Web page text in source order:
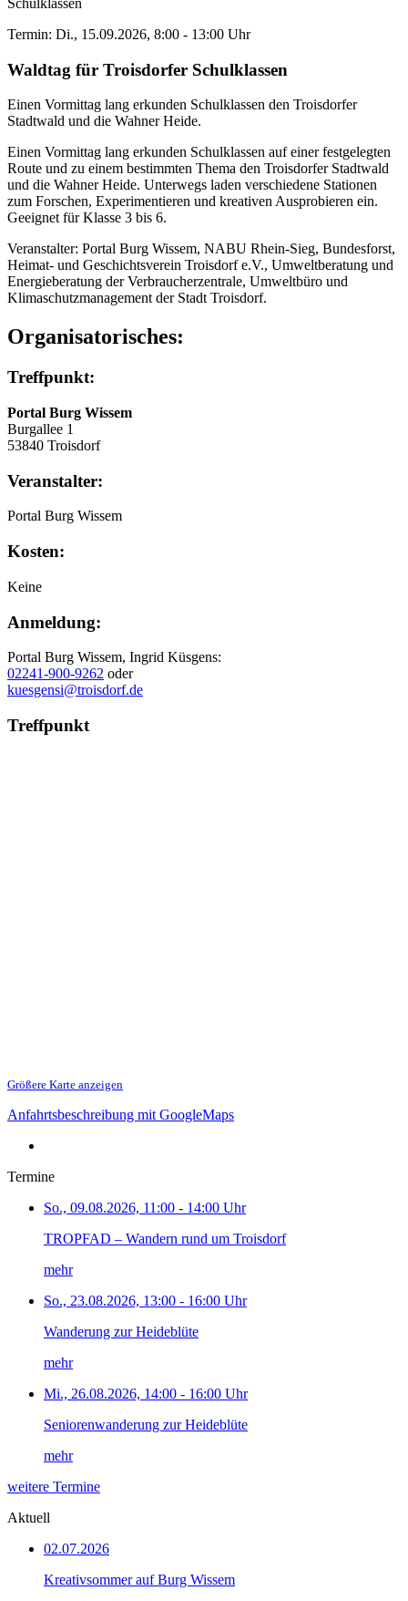
Schulklassen
Termin: Di., 15.09.2026, 8:00 - 13:00 Uhr
Waldtag für Troisdorfer Schulklassen
Einen Vormittag lang erkunden Schulklassen den Troisdorfer
Stadtwald und die Wahner Heide.
Einen Vormittag lang erkunden Schulklassen auf einer festgelegten
Route und zu einem bestimmten Thema den Troisdorfer Stadtwald
und die Wahner Heide. Unterwegs laden verschiedene Stationen
zum Forschen, Experimentieren und kreativen Ausprobieren ein.
Geeignet für Klasse 3 bis 6.
Veranstalter: Portal Burg Wissem, NABU Rhein-Sieg, Bundesforst,
Heimat- und Geschichtsverein Troisdorf e.V., Umweltberatung und
Energieberatung der Verbraucherzentrale, Umweltbüro und
Klimaschutzmanagement der Stadt Troisdorf.
Organisatorisches:
Treffpunkt:
Portal Burg Wissem
Burgallee 1
53840 Troisdorf
Veranstalter:
Portal Burg Wissem
Kosten:
Keine
Anmeldung:
Portal Burg Wissem, Ingrid Küsgens:
02241-900-9262 oder
kuesgensi@troisdorf.de
Treffpunkt
Größere Karte anzeigen
Anfahrtsbeschreibung mit GoogleMaps
Termine
So., 09.08.2026, 11:00 - 14:00 Uhr
TROPFAD – Wandern rund um Troisdorf
mehr
So., 23.08.2026, 13:00 - 16:00 Uhr
Wanderung zur Heideblüte
mehr
Mi., 26.08.2026, 14:00 - 16:00 Uhr
Seniorenwanderung zur Heideblüte
mehr
weitere Termine
Aktuell
02.07.2026
Kreativsommer auf Burg Wissem